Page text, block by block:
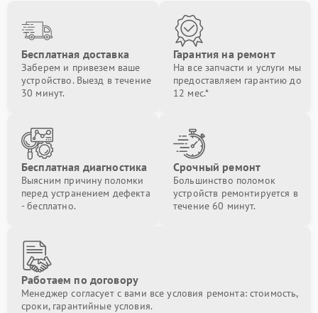
Бесплатная доставка
Заберем и привезем ваше
устройство. Выезд в течение
30 минут.
Гарантия на ремонт
На все запчасти и услуги мы
предоставляем гарантию до
12 мес.*
Бесплатная диагностика
Выясним причину поломки
перед устранением дефекта
- бесплатно.
Срочный ремонт
Большинство поломок
устройств ремонтируется в
течение 60 минут.
Работаем по договору
Менеджер согласует с вами все условия ремонта: стоимость,
сроки, гарантийные условия.